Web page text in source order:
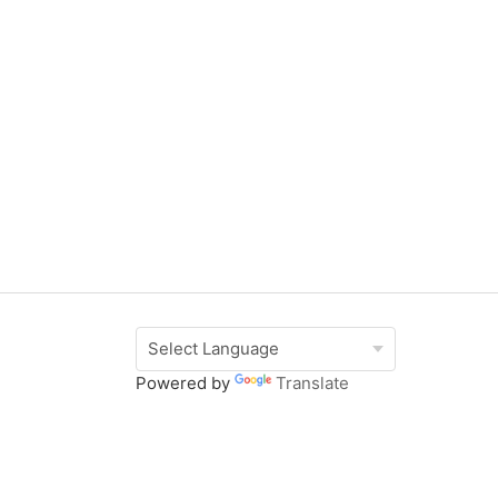
Powered by Translate